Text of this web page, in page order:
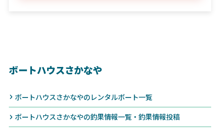
ボートハウスさかなや
ボートハウスさかなやのレンタルボート一覧
ボートハウスさかなやの釣果情報一覧・釣果情報投稿